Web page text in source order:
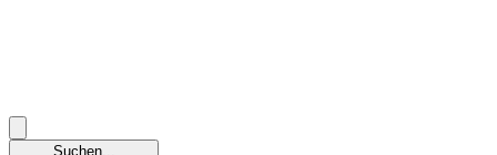
Suchen...